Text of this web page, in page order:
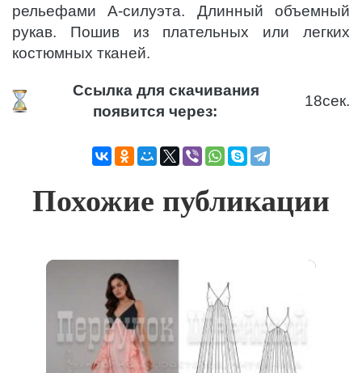
рельефами А-силуэта. Длинный объемный
рукав. Пошив из плательных или легких
костюмных тканей.
Ссылка для скачивания
появится через:
18сек.
Похожие публикации